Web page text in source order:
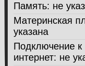
Память: не
Материнская
указана
Подключение к
интернет: не